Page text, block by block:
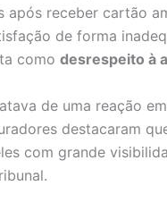
receber cartão
de forma
como desrespeito à
de uma reação
destacaram
com grande